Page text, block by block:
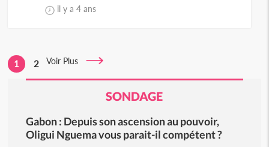
il y a 4 ans
1 2 Voir Plus
SONDAGE
Gabon : Depuis son ascension au pouvoir,
Oligui Nguema vous parait-il compétent ?